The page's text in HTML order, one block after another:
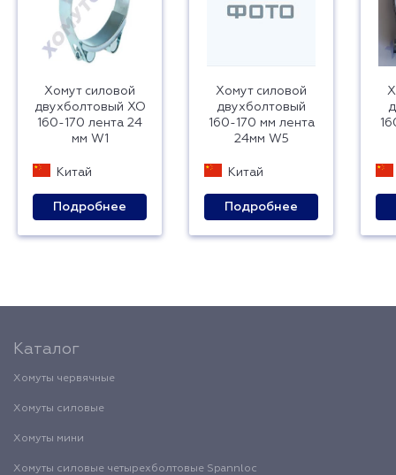
Хомут силовой
двухболтовый ХО
160-170 лента 24
мм W1
Китай
Подробнее
Хомут силовой
двухболтовый
160-170 мм лента
24мм W5
Китай
Подробнее
Каталог
Хомуты червячные
Хомуты силовые
Хомуты мини
Хомуты силовые четырехболтовые Spannloc